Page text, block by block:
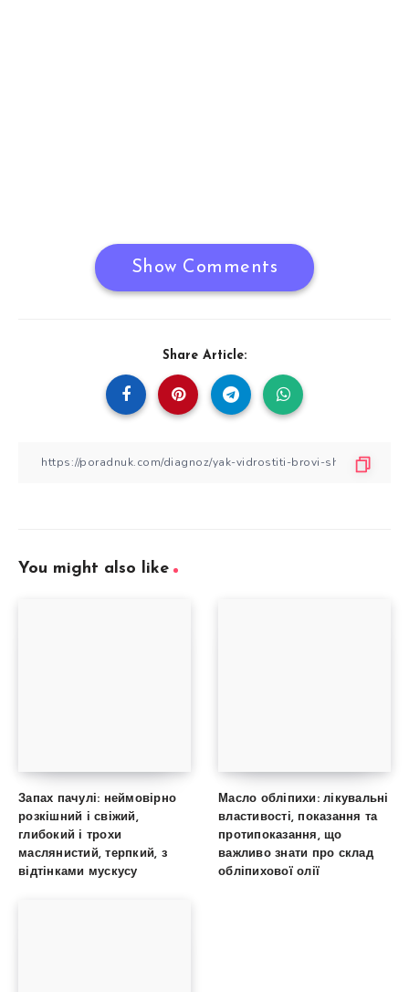
Show Comments
Share Article:
You might also like
Запах пачулі: неймовірно
розкішний і свіжий,
глибокий і трохи
маслянистий, терпкий, з
відтінками мускусу
Масло обліпихи: лікувальні
властивості, показання та
протипоказання, що
важливо знати про склад
обліпихової олії